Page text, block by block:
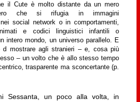
il Cute è molto distante da un mero
che si rifugia in immagini
nei social network o in comportamenti,
e codici linguistici infantili o
intero mondo, un universo parallelo. E
d mostrare agli stranieri – e, cosa più
– un volto che è allo stesso tempo
trasparente ma sconcertante (p.
Sessanta, un poco alla volta, in